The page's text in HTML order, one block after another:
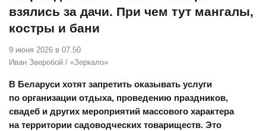
взялись за дачи. При чем тут мангалы,
костры и бани
9 июня 2026 в 07.50
Иван Зверобой / «Зеркало»
В Беларуси хотят запретить оказывать услуги
по организации отдыха, проведению праздников,
свадеб и других мероприятий массового характера
на территории садоводческих товариществ. Это